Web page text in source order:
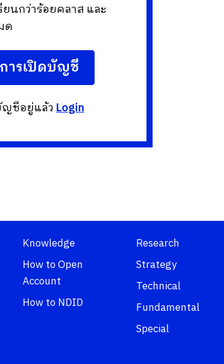
ยนกว่าร้อยคลาส และ
ด
ารเปิดบัญชี
ชีอยู่แล้วLogin
Knowledge
How to Open
Account
How to NDID
Research
Strategy
Technical
Fundamental
Special